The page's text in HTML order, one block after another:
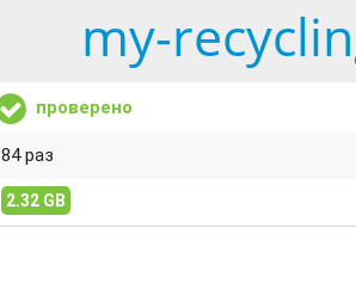
my-
проверено
84 раз
2.32 GB